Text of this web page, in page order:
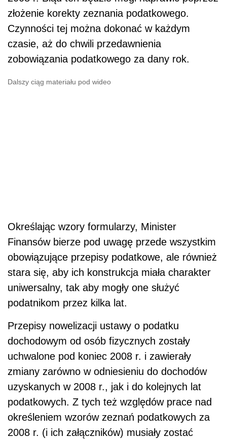
złożenie korekty zeznania podatkowego.
Czynności tej można dokonać w każdym
czasie, aż do chwili przedawnienia
zobowiązania podatkowego za dany rok.
Dalszy ciąg materiału pod wideo
Określając wzory formularzy, Minister
Finansów bierze pod uwagę przede wszystkim
obowiązujące przepisy podatkowe, ale również
stara się, aby ich konstrukcja miała charakter
uniwersalny, tak aby mogły one służyć
podatnikom przez kilka lat.
Przepisy nowelizacji ustawy o podatku
dochodowym od osób fizycznych zostały
uchwalone pod koniec 2008 r. i zawierały
zmiany zarówno w odniesieniu do dochodów
uzyskanych w 2008 r., jak i do kolejnych lat
podatkowych. Z tych też względów prace nad
określeniem wzorów zeznań podatkowych za
2008 r. (i ich załączników) musiały zostać